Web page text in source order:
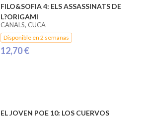
FILO&SOFIA 4: ELS ASSASSINATS DE
L?ORIGAMI
CANALS, CUCA
Disponible en 2 semanas
12,70 €
EL JOVEN POE 10: LOS CUERVOS